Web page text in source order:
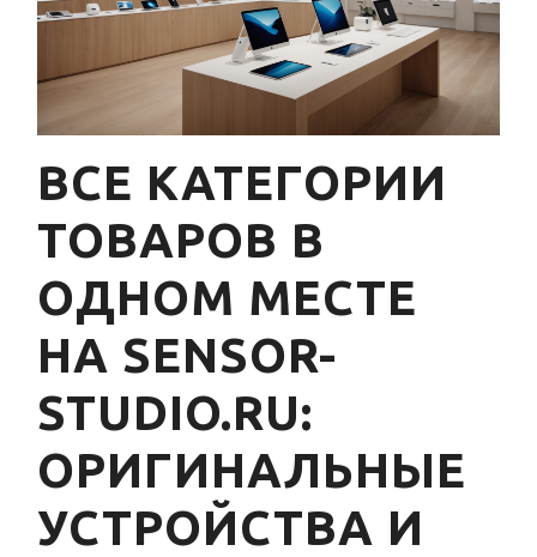
ВСЕ КАТЕГОРИИ
ТОВАРОВ В
ОДНОМ МЕСТЕ
НА SENSOR-
STUDIO.RU:
ОРИГИНАЛЬНЫЕ
УСТРОЙСТВА И